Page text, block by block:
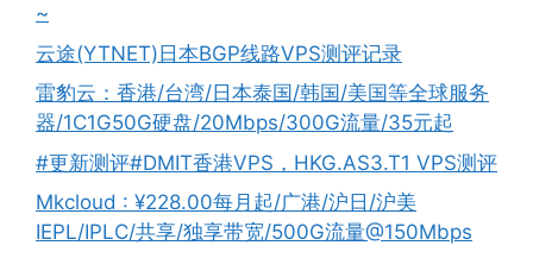
~
云途(YTNET)日本BGP线路VPS测评记录
雷豹云：香港/台湾/日本泰国/韩国/美国等全球服务
器/1C1G50G硬盘/20Mbps/300G流量/35元起
#更新测评#DMIT香港VPS，HKG.AS3.T1 VPS测评
Mkcloud : ¥228.00每月起/广港/沪日/沪美
IEPL/IPLC/共享/独享带宽/500G流量@150Mbps